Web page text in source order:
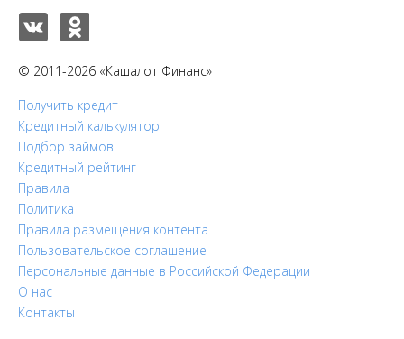
© 2011-2026 «Кашалот Финанс»
Получить кредит
Кредитный калькулятор
Подбор займов
Кредитный рейтинг
Правила
Политика
Правила размещения контента
Пользовательское соглашение
Персональные данные в Российской Федерации
О нас
Контакты